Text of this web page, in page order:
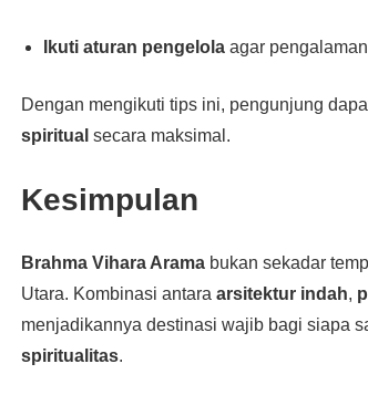
Ikuti aturan pengelola agar
Dengan mengikuti tips ini, pengunjung
spiritual secara maksimal.
Kesimpulan
Brahma Vihara Arama bukan sekadar
Utara. Kombinasi antaraarsitektur indah,
menjadikannya destinasi wajib bagi siapa
spiritualitas.